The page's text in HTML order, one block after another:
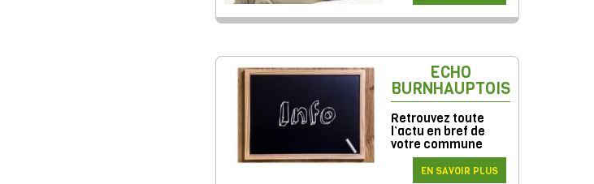
ECHO
BURNHAUPTOIS
Retrouvez toute
l’actu en bref de
votre commune
EN SAVOIR PLUS